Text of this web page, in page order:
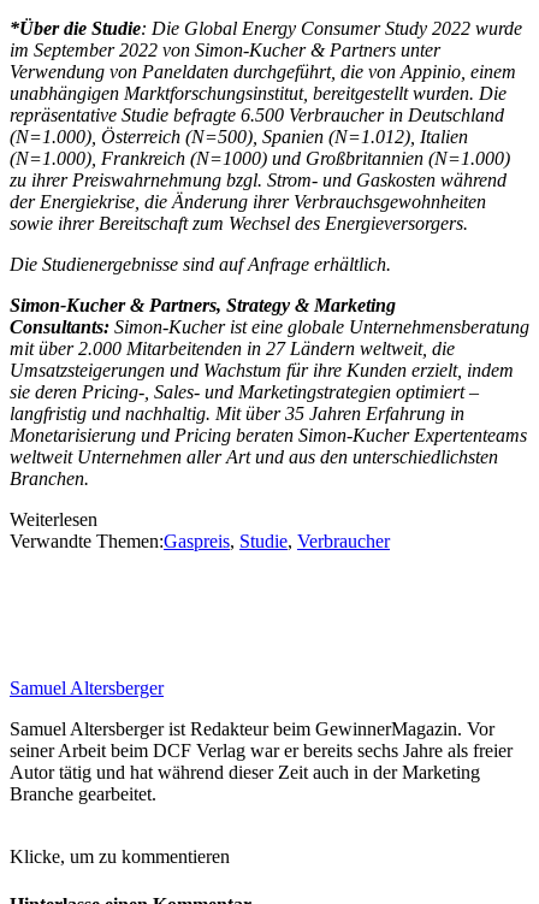
*Über die Studie: Die Global Energy Consumer Study 2022 wurde
im September 2022 von Simon-Kucher & Partners unter
Verwendung von Paneldaten durchgeführt, die von Appinio, einem
unabhängigen Marktforschungsinstitut, bereitgestellt wurden. Die
repräsentative Studie befragte 6.500 Verbraucher in Deutschland
(N=1.000), Österreich (N=500), Spanien (N=1.012), Italien
(N=1.000), Frankreich (N=1000) und Großbritannien (N=1.000)
zu ihrer Preiswahrnehmung bzgl. Strom- und Gaskosten während
der Energiekrise, die Änderung ihrer Verbrauchsgewohnheiten
sowie ihrer Bereitschaft zum Wechsel des Energieversorgers.
Die Studienergebnisse sind auf Anfrage erhältlich.
Simon-Kucher & Partners, Strategy & Marketing
Consultants: Simon-Kucher ist eine globale Unternehmensberatung
mit über 2.000 Mitarbeitenden in 27 Ländern weltweit, die
Umsatzsteigerungen und Wachstum für ihre Kunden erzielt, indem
sie deren Pricing-, Sales- und Marketingstrategien optimiert –
langfristig und nachhaltig. Mit über 35 Jahren Erfahrung in
Monetarisierung und Pricing beraten Simon-Kucher Expertenteams
weltweit Unternehmen aller Art und aus den unterschiedlichsten
Branchen.
Weiterlesen
Verwandte Themen:Gaspreis, Studie, Verbraucher
Samuel Altersberger
Samuel Altersberger ist Redakteur beim GewinnerMagazin. Vor
seiner Arbeit beim DCF Verlag war er bereits sechs Jahre als freier
Autor tätig und hat während dieser Zeit auch in der Marketing
Branche gearbeitet.
Klicke, um zu kommentieren